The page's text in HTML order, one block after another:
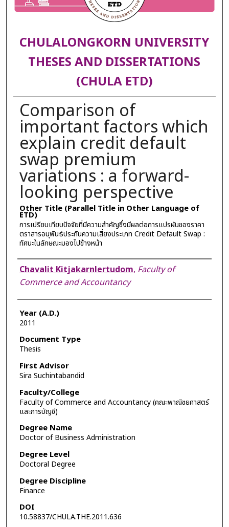
CHULALONGKORN UNIVERSITY
THESES AND DISSERTATIONS
(CHULA ETD)
Comparison of
important factors which
explain credit default
swap premium
variations : a forward-
looking perspective
Other Title (Parallel Title in Other Language of
ETD)
การเปรียบเทียบปัจจัยที่มีความสำคัญซึ่งมีผลต่อการแปรผันของราคา
ตราสารอนุพันธ์ประกันความเสี่ยงประเภท Credit Default Swap :
ทัศนะในลักษณะมองไปข้างหน้า
Author
Chavalit Kitjakarnlertudom, Faculty of
Commerce and Accountancy
Year (A.D.)
2011
Document Type
Thesis
First Advisor
Sira Suchintabandid
Faculty/College
Faculty of Commerce and Accountancy (คณะพาณิชยศาสตร์
และการบัญชี)
Degree Name
Doctor of Business Administration
Degree Level
Doctoral Degree
Degree Discipline
Finance
DOI
10.58837/CHULA.THE.2011.636